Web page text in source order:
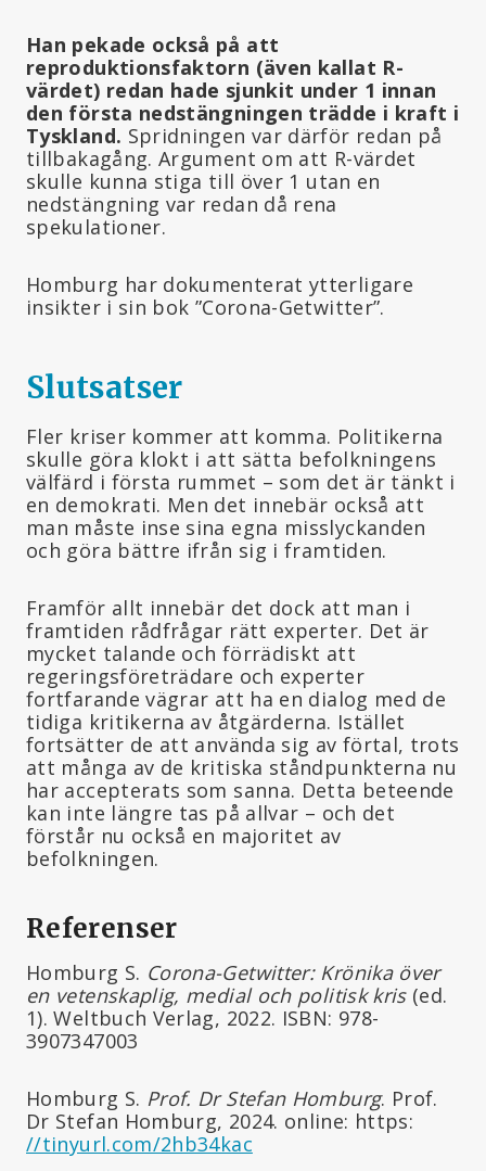
Han pekade också på att
reproduktionsfaktorn (även kallat R-
värdet) redan hade sjunkit under 1 innan
den första nedstängningen trädde i kraft i
Tyskland. Spridningen var därför redan på
tillbakagång. Argument om att R-värdet
skulle kunna stiga till över 1 utan en
nedstängning var redan då rena
spekulationer.
Homburg har dokumenterat ytterligare
insikter i sin bok ”Corona-Getwitter”.
Slutsatser
Fler kriser kommer att komma. Politikerna
skulle göra klokt i att sätta befolkningens
välfärd i första rummet – som det är tänkt i
en demokrati. Men det innebär också att
man måste inse sina egna misslyckanden
och göra bättre ifrån sig i framtiden.
Framför allt innebär det dock att man i
framtiden rådfrågar rätt experter. Det är
mycket talande och förrädiskt att
regeringsföreträdare och experter
fortfarande vägrar att ha en dialog med de
tidiga kritikerna av åtgärderna. Istället
fortsätter de att använda sig av förtal, trots
att många av de kritiska ståndpunkterna nu
har accepterats som sanna. Detta beteende
kan inte längre tas på allvar – och det
förstår nu också en majoritet av
befolkningen.
Referenser
Homburg S. Corona-Getwitter: Krönika över
en vetenskaplig, medial och politisk kris(ed.
1). Weltbuch Verlag, 2022. ISBN: 978-
3907347003
Homburg S. Prof. Dr Stefan Homburg. Prof.
Dr Stefan Homburg, 2024. online: https:
//tinyurl.com/2hb34kac